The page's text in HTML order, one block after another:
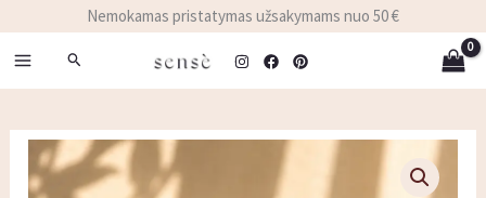
turinio
Nemokamas pristatymas užsakymams nuo 50 €
Paieška
produkto
kiekis: